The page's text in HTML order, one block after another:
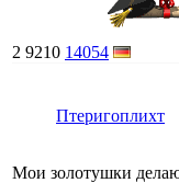
2 9210 14054
Птеригоплихт
Мои золотушки